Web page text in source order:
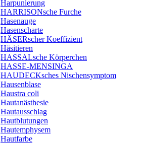
Harpunierung
HARRISONsche Furche
Hasenauge
Hasenscharte
HÄSERscher Koeffizient
Häsitieren
HASSALsche Körperchen
HASSE-MENSINGA
HAUDECKsches Nischensymptom
Hausenblase
Haustra coli
Hautanästhesie
Hautausschlag
Hautblutungen
Hautemphysem
Hautfarbe